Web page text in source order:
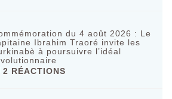
du 4 août 2026 : Le
Ibrahim Traoré invite les
à poursuivre l’idéal
2 RÉACTIONS